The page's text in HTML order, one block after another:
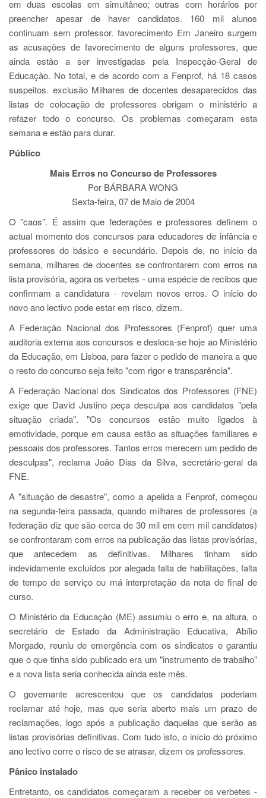
em duas escolas em simultâneo; outras com horários por
preencher apesar de haver candidatos. 160 mil alunos
continuam sem professor. favorecimento Em Janeiro surgem
as acusações de favorecimento de alguns professores, que
ainda estão a ser investigadas pela Inspecção-Geral de
Educação. No total, e de acordo com a Fenprof, há 18 casos
suspeitos. exclusão Milhares de docentes desaparecidos das
listas de colocação de professores obrigam o ministério a
refazer todo o concurso. Os problemas começaram esta
semana e estão para durar.
Público
Mais Erros no Concurso de Professores
Por BÁRBARA WONG
Sexta-feira, 07 de Maio de 2004
O "caos". É assim que federações e professores definem o
actual momento dos concursos para educadores de infância e
professores do básico e secundário. Depois de, no início da
semana, milhares de docentes se confrontarem com erros na
lista provisória, agora os verbetes - uma espécie de recibos que
confirmam a candidatura - revelam novos erros. O início do
novo ano lectivo pode estar em risco, dizem.
A Federação Nacional dos Professores (Fenprof) quer uma
auditoria externa aos concursos e desloca-se hoje ao Ministério
da Educação, em Lisboa, para fazer o pedido de maneira a que
o resto do concurso seja feito "com rigor e transparência".
A Federação Nacional dos Sindicatos dos Professores (FNE)
exige que David Justino peça desculpa aos candidatos "pela
situação criada". "Os concursos estão muito ligados à
emotividade, porque em causa estão as situações familiares e
pessoais dos professores. Tantos erros merecem um pedido de
desculpas", reclama João Dias da Silva, secretário-geral da
FNE.
A "situação de desastre", como a apelida a Fenprof, começou
na segunda-feira passada, quando milhares de professores (a
federação diz que são cerca de 30 mil em cem mil candidatos)
se confrontaram com erros na publicação das listas provisórias,
que antecedem as definitivas. Milhares tinham sido
indevidamente excluídos por alegada falta de habilitações, falta
de tempo de serviço ou má interpretação da nota de final de
curso.
O Ministério da Educação (ME) assumiu o erro e, na altura, o
secretário de Estado da Administração Educativa, Abílio
Morgado, reuniu de emergência com os sindicatos e garantiu
que o que tinha sido publicado era um "instrumento de trabalho"
e a nova lista seria conhecida ainda este mês.
O governante acrescentou que os candidatos poderiam
reclamar até hoje, mas que seria aberto mais um prazo de
reclamações, logo após a publicação daquelas que serão as
listas provisórias definitivas. Com tudo isto, o início do próximo
ano lectivo corre o risco de se atrasar, dizem os professores.
Pânico instalado
Entretanto, os candidatos começaram a receber os verbetes -